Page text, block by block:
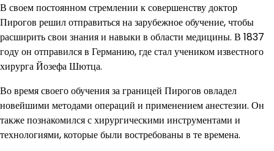
В своем постоянном стремлении к совершенству доктор
Пирогов решил отправиться на зарубежное обучение, чтобы
расширить свои знания и навыки в области медицины. В 1837
году он отправился в Германию, где стал учеником известного
хирурга Йозефа Шютца.
Во время своего обучения за границей Пирогов овладел
новейшими методами операций и применением анестезии. Он
также познакомился с хирургическими инструментами и
технологиями, которые были востребованы в те времена.